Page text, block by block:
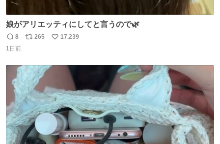
娘がアリエッティにしてと言うので🌿
返
信
8
リ
ト
数
265
い
17,239
1日前